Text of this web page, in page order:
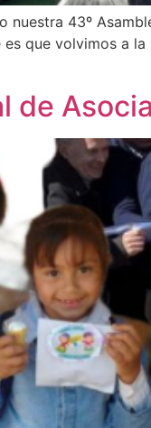
nuestra 43º
que volvimos a
de